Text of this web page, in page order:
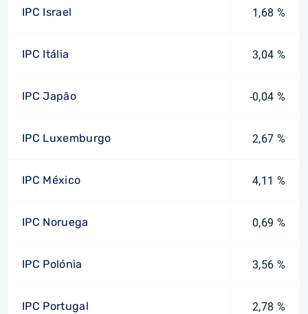
IPC Israel 1,68 %
IPC Itália 3,04 %
IPC Japão -0,04 %
IPC Luxemburgo 2,67 %
IPC México 4,11 %
IPC Noruega 0,69 %
IPC Polónia 3,56 %
IPC Portugal 2,78 %